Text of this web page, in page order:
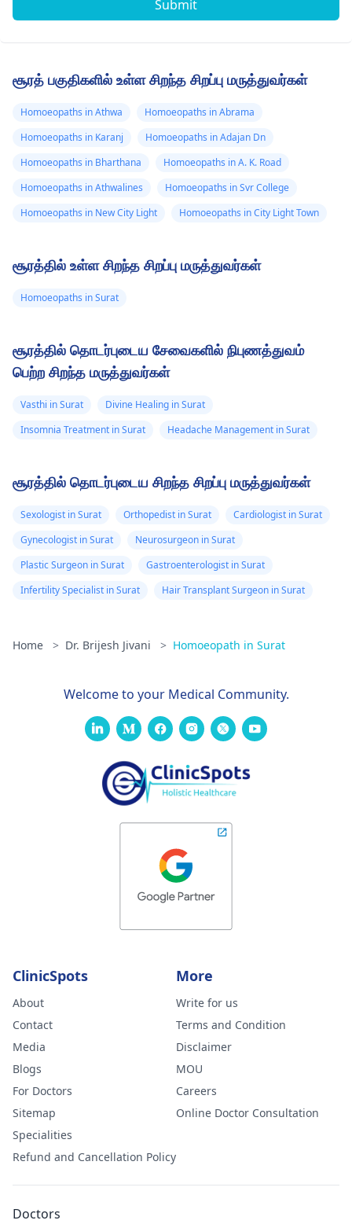
Submit
சூரத் பகுதிகளில் உள்ள சிறந்த சிறப்பு மருத்துவர்கள்
Homoeopaths in Athwa
Homoeopaths in Abrama
Homoeopaths in Karanj
Homoeopaths in Adajan Dn
Homoeopaths in Bharthana
Homoeopaths in A. K. Road
Homoeopaths in Athwalines
Homoeopaths in Svr College
Homoeopaths in New City Light
Homoeopaths in City Light Town
சூரத்தில் உள்ள சிறந்த சிறப்பு மருத்துவர்கள்
Homoeopaths in Surat
சூரத்தில் தொடர்புடைய சேவைகளில் நிபுணத்துவம்
பெற்ற சிறந்த மருத்துவர்கள்
Vasthi in Surat
Divine Healing in Surat
Insomnia Treatment in Surat
Headache Management in Surat
சூரத்தில் தொடர்புடைய சிறந்த சிறப்பு மருத்துவர்கள்
Sexologist in Surat Orthopedist in Surat
Cardiologist in Surat
Gynecologist in Surat
Neurosurgeon in Surat
Plastic Surgeon in Surat
Gastroenterologist in Surat
Infertility Specialist in Surat
Hair Transplant Surgeon in Surat
Home > Dr. Brijesh Jivani > Homoeopath in Surat
Welcome to your Medical Community.
ClinicSpots
About
Contact
Media
Blogs
For Doctors
Sitemap
Specialities
Refund and Cancellation Policy
More
Write for us
Terms and Condition
Disclaimer
MOU
Careers
Online Doctor Consultation
Doctors